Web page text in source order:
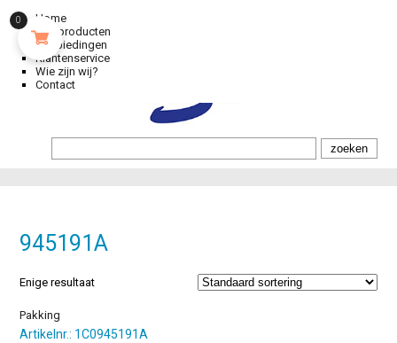
Home
Alle producten
Aanbiedingen
Klantenservice
Wie zijn wij?
Contact
945191A
Enige resultaat
Pakking
Artikelnr.: 1C0945191A
0